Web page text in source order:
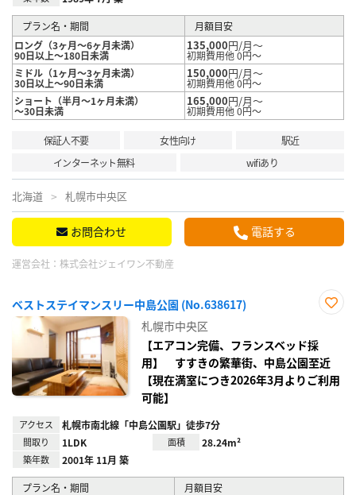
プラン名・期間
月額目安
ロング（3ヶ月～6ヶ月未満）
90日以上～180日未満
135,000円/月～
初期費用他 0円～
ミドル（1ヶ月～3ヶ月未満）
30日以上～90日未満
150,000円/月～
初期費用他 0円～
ショート（半月～1ヶ月未満）
～30日未満
165,000円/月～
初期費用他 0円～
保証人不要 女性向け
駅近
インターネット無料
wifiあり
北海道 札幌市中央区
お問合わせ 電話する
運営会社： 株式会社ジェイワン不動産
ベストステイマンスリー中島公園 (No.638617)
録
札幌市中央区
【エアコン完備、フランスベッド採
用】 すすきの繁華街、中島公園至近
【現在満室につき2026年3月よりご利用
可能】
アクセス 札幌市南北線「中島公園駅」徒歩7分
間取り 1LDK 面積 28.24m²
築年数 2001年 11月 築
プラン名・期間
月額目安